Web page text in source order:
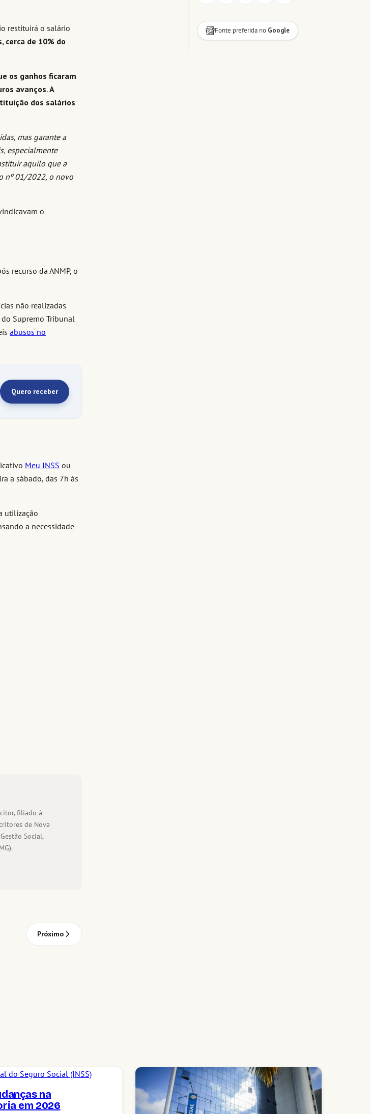
Fonte preferida no Google
restituirá o salário
cerca de 10% do
os ganhos ficaram
avanços.A
dos salários
mas garante a
especialmente
aquilo que a
nº 01/2022, o novo
o
recurso da ANMP, o
não realizadas
Supremo Tribunal
abusos no
Quero receber
Meu INSS ou
a sábado, das 7h às
utilização
a necessidade
filiado à
de Nova
Social,
Próximo
na
em 2026